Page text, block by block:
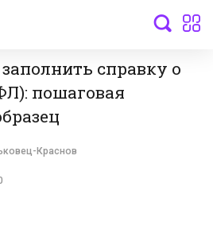
справку о
пошаговая
Краснов